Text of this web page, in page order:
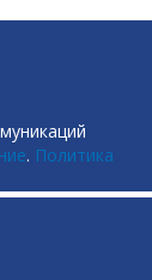
. Политика